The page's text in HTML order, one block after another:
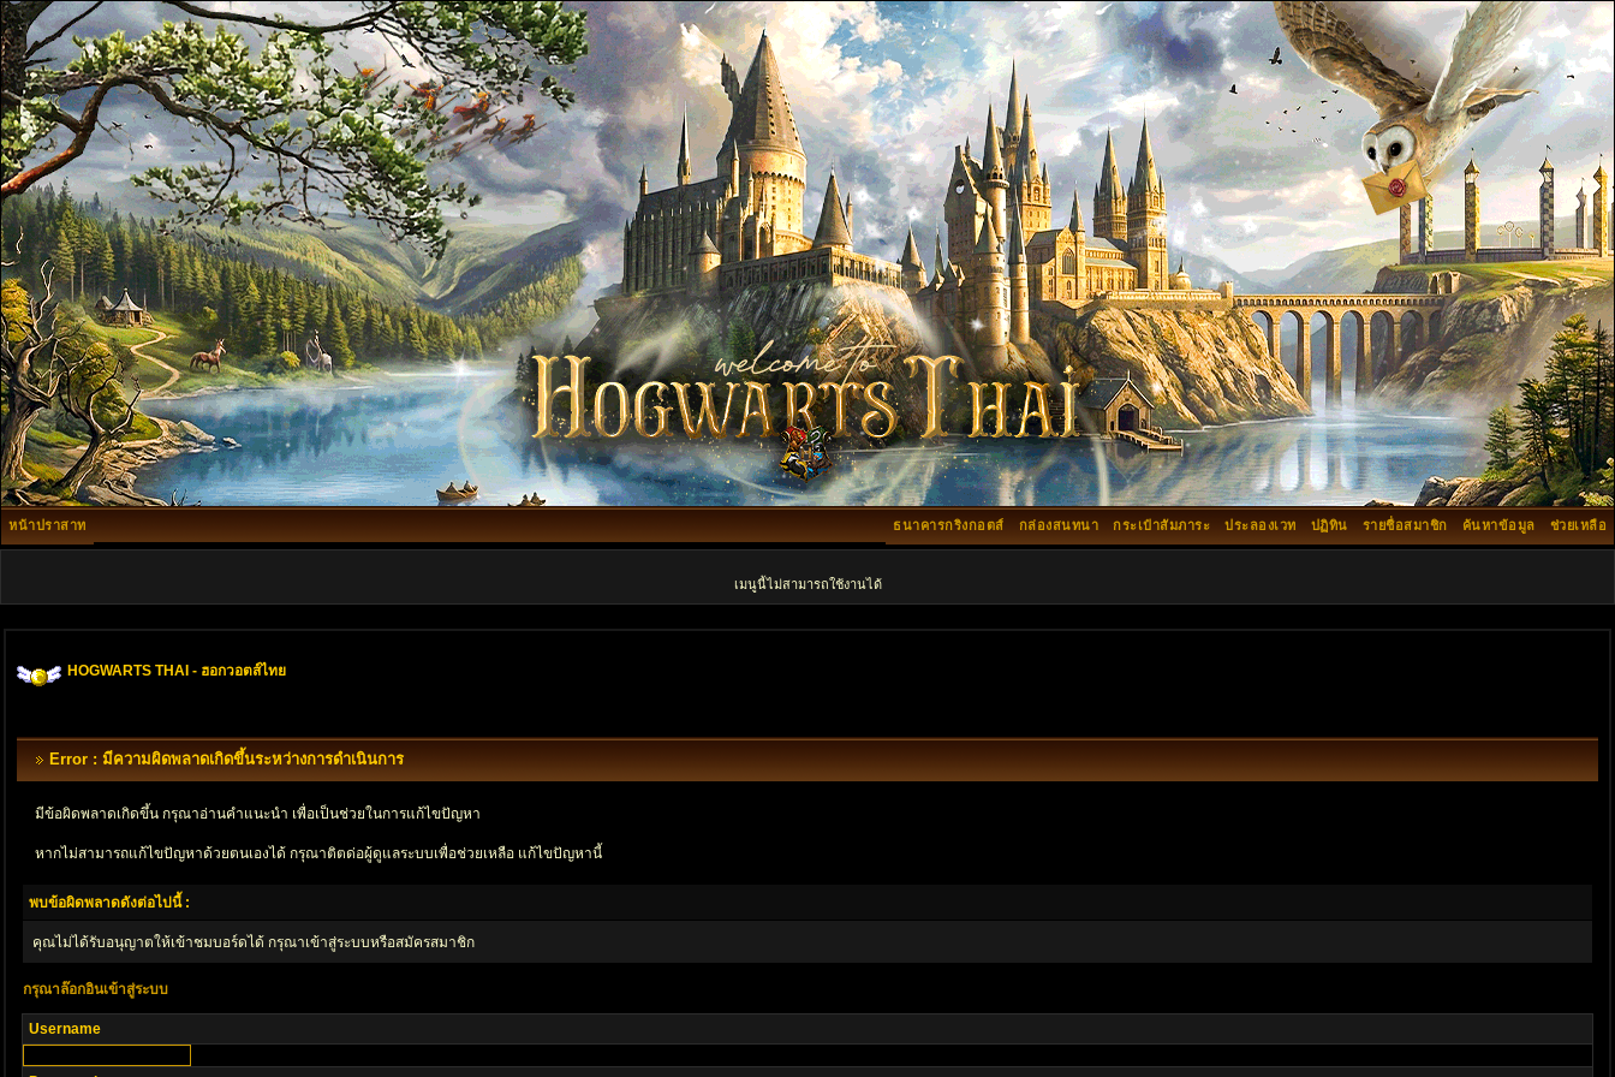
หน้าปราสาท ช่วยเหลือ
ค้นหาข้อมูล
รายชื่อสมาชิก
ปฏิทิน
ประลองเวท
กระเป๋าสัมภาระ
กล่องสนทนา
ธนาคารกริงกอตส์
เมนูนี้ไม่สามารถใช้งานได้
HOGWARTS THAI - ฮอกวอตส์ไทย
Error : มีความผิดพลาดเกิดขึ้นระหว่างการดำเนินการ
มีข้อผิดพลาดเกิดขึ้น กรุณาอ่านคำแนะนำ เพื่อเป็นช่วยในการแก้ไขปัญหา
หากไม่สามารถแก้ไขปัญหาด้วยตนเองได้ กรุณาติตด่อผู้ดูแลระบบเพื่อช่วยเหลือ แก้ไขปัญหานี้
พบข้อผิดพลาดดังต่อไปนี้ :
คุณไม่ได้รับอนุญาตให้เข้าชมบอร์ดได้ กรุณาเข้าสู่ระบบหรือสมัครสมาชิก
กรุณาล๊อกอินเข้าสู่ระบบ
Username